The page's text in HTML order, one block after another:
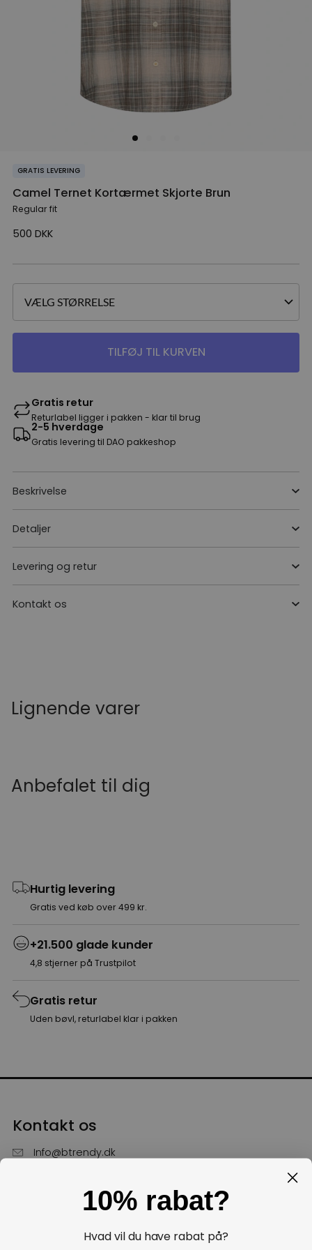
GRATIS LEVERING
Camel Ternet Kortærmet Skjorte Brun
Regular fit
500 DKK
TILFØJ TIL KURVEN
Gratis retur
Returlabel ligger i pakken - klar til brug
2-5 hverdage
Gratis levering til DAO pakkeshop
Beskrivelse
Detaljer
Levering og retur
Kontakt os
Lignende varer
Anbefalet til dig
Hurtig levering
Gratis ved køb over 499 kr.
+21.500 glade kunder
4,8 stjerner på Trustpilot
Gratis retur
Uden bøvl, returlabel klar i pakken
Kontakt os
Info@btrendy.dk
Hverdage fra kl. 10 - 16
10% rabat?
Hvad vil du have rabat på?